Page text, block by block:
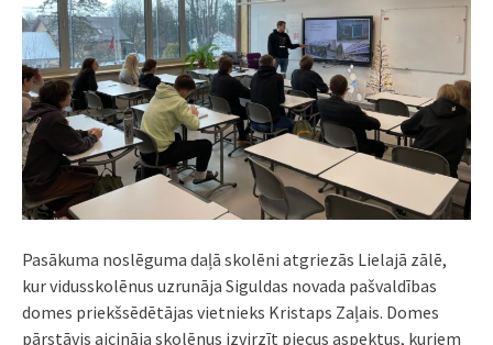
Pasākuma noslēguma daļā skolēni atgriezās Lielajā zālē,
kur vidusskolēnus uzrunāja Siguldas novada pašvaldības
domes priekšsēdētājas vietnieks Kristaps Zaļais. Domes
pārstāvis aicināja skolēnus izvirzīt piecus aspektus, kuriem